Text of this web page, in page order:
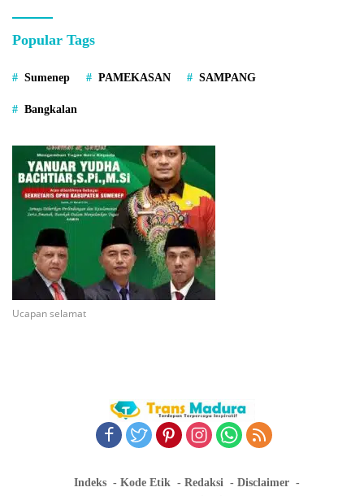
Popular Tags
Sumenep PAMEKASAN SAMPANG
Bangkalan
Ucapan selamat
Indeks Kode Etik Redaksi
Disclaimer